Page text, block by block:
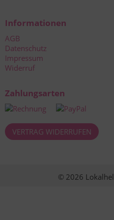
Informationen
AGB
Datenschutz
Impressum
Widerruf
Zahlungsarten
VERTRAG WIDERRUFEN
© 2026